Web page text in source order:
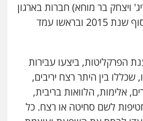
ויצחק בר מוחא) חברות בארגון
פשיעה שפעל מסוף שנת 2015 ובראשו עמד
הפרקליטות, ביצעו עבירות
שכללו בין היתר רצח יריבים,
אלימות, הלוואות בריבית,
לשם סחיטה או רצח. כל